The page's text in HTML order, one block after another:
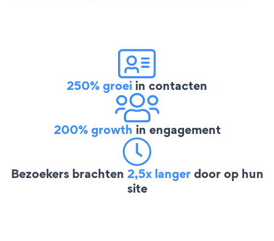
250% groei in contacten
200% growth in engagement
Bezoekers brachten 2,5x langerdoor op hun
site